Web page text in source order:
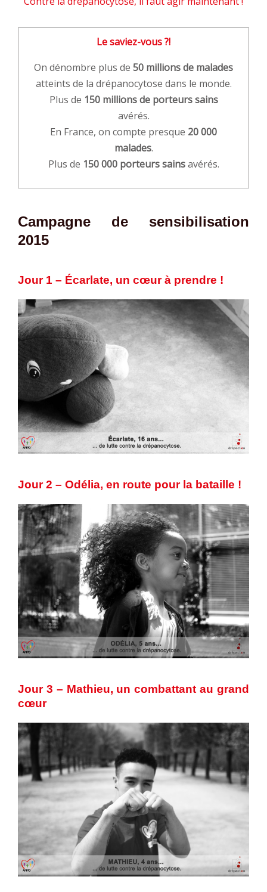
Le saviez-vous ?!
On dénombre plus de 50 millions de malades
atteints de la drépanocytose dans le monde.
Plus de 150 millions de porteurs sains
avérés.
En France, on compte presque 20 000
malades.
Plus de 150 000 porteurs sainsavérés.
Campagne de sensibilisation
2015
Jour 1 – Écarlate, un cœur à prendre !
Jour 2 – Odélia, en route pour la bataille !
Jour 3 – Mathieu, un combattant au grand
cœur